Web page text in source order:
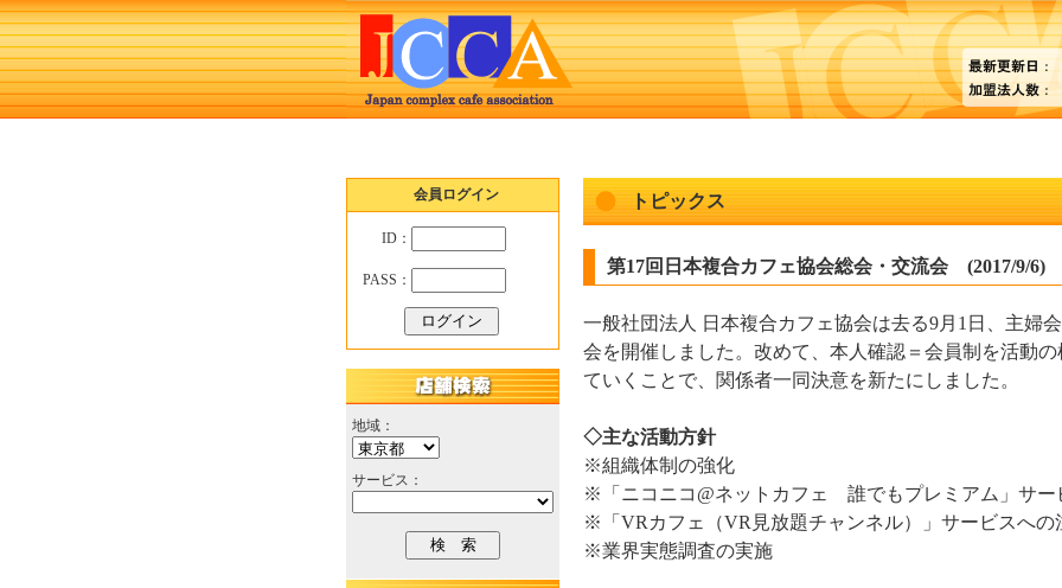
会員ログイン
ID：
PASS：
地域：
サービス：
トピックス
第17回日本複合カフェ協会総会・交流会 (2017/9/6)
一般社団法人 日本複合カフェ協会は去る9月1日、主婦
会を開催しました。改めて、本人確認＝会員制を活動
ていくことで、関係者一同決意を新たにしました。
◇主な活動方針
※組織体制の強化
※「ニコニコ@ネットカフェ 誰でもプレミアム」サー
※「VRカフェ（VR見放題チャンネル）」サービスへの
※業界実態調査の実施